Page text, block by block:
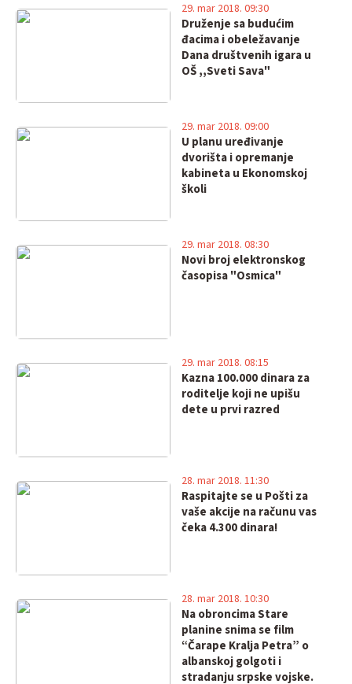
Druženje sa budućim
đacima i obeležavanje
Dana društvenih igara u
OŠ ,,Sveti Sava"
29. mar 2018. 09:30
U planu uređivanje
dvorišta i opremanje
kabineta u Ekonomskoj
školi
29. mar 2018. 09:00
Novi broj elektronskog
časopisa "Osmica"
29. mar 2018. 08:30
Kazna 100.000 dinara za
roditelje koji ne upišu
dete u prvi razred
29. mar 2018. 08:15
Raspitajte se u Pošti za
vaše akcije na računu vas
čeka 4.300 dinara!
28. mar 2018. 11:30
Na obroncima Stare
planine snima se film
“Čarape Kralja Petra” o
albanskoj golgoti i
stradanju srpske vojske.
28. mar 2018. 10:30